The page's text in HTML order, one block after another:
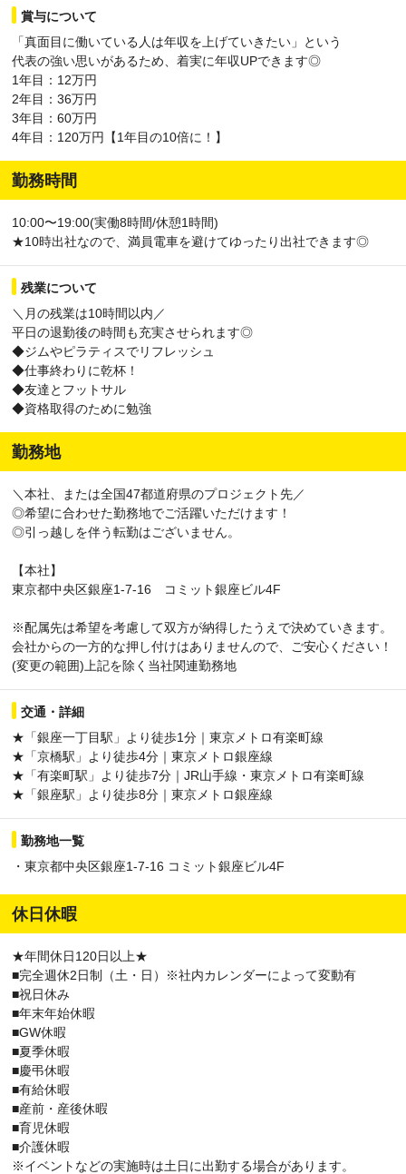
賞与について
「真面目に働いている人は年収を上げていきたい」という
代表の強い思いがあるため、着実に年収UPできます◎
1年目：12万円
2年目：36万円
3年目：60万円
4年目：120万円【1年目の10倍に！】
勤務時間
10:00〜19:00(実働8時間/休憩1時間)
★10時出社なので、満員電車を避けてゆったり出社できます◎
残業について
＼月の残業は10時間以内／
平日の退勤後の時間も充実させられます◎
◆ジムやピラティスでリフレッシュ
◆仕事終わりに乾杯！
◆友達とフットサル
◆資格取得のために勉強
勤務地
＼本社、または全国47都道府県のプロジェクト先／
◎希望に合わせた勤務地でご活躍いただけます！
◎引っ越しを伴う転勤はございません。
【本社】
東京都中央区銀座1-7-16 コミット銀座ビル4F
※配属先は希望を考慮して双方が納得したうえで決めていきます。
会社からの一方的な押し付けはありませんので、ご安心ください！
(変更の範囲)上記を除く当社関連勤務地
交通・詳細
★「銀座一丁目駅」より徒歩1分｜東京メトロ有楽町線
★「京橋駅」より徒歩4分｜東京メトロ銀座線
★「有楽町駅」より徒歩7分｜JR山手線・東京メトロ有楽町線
★「銀座駅」より徒歩8分｜東京メトロ銀座線
勤務地一覧
・東京都中央区銀座1‐7‐16 コミット銀座ビル4F
休日休暇
★年間休日120日以上★
■完全週休2日制（土・日）※社内カレンダーによって変動有
■祝日休み
■年末年始休暇
■GW休暇
■夏季休暇
■慶弔休暇
■有給休暇
■産前・産後休暇
■育児休暇
■介護休暇
※イベントなどの実施時は土日に出勤する場合があります。